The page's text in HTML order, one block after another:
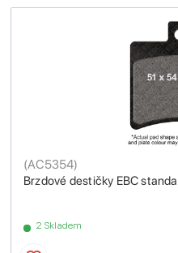
Brzdové destičky EBC
(AC5354)
2 Skladem